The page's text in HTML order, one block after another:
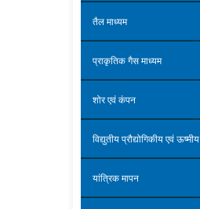
तैल माध्यम
प्राकृतिक गैस माध्यम
शोर एवं कंपन
विद्युतीय प्रौद्योगिकीय एवं ऊष्मीय
यांत्रिक मापन